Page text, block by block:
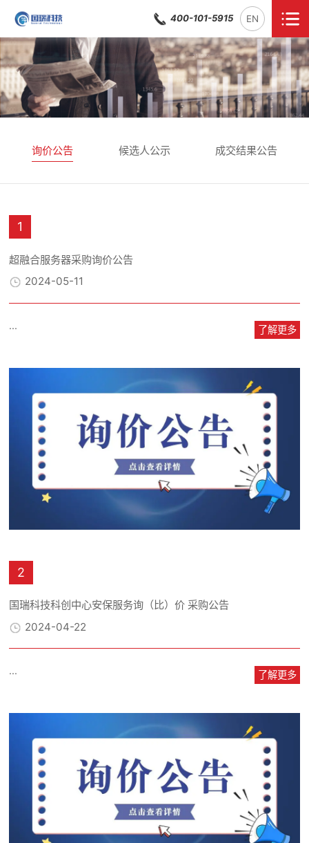
400-101-5915 EN
询价公告 候选人公示 成交结果公告
1
超融合服务器采购询价公告
2024-05-11
... 了解更多
2
国瑞科技科创中心安保服务询（比）价 采购公告
2024-04-22
... 了解更多